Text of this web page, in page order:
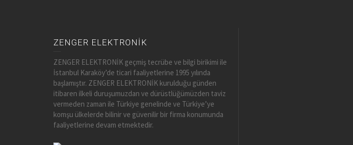
ZENGER ELEKTRONİK
ZENGER ELEKTRONİK geçmiş tecrübe ve bilgi birikimi ile
İstanbul Karaköy’de ticari faaliyetlerine 1995 yılında
başlamıştır. ZENGER ELEKTRONİK kurulduğu günden
itibaren ilkeli duruşumuzdan ve dürüstlüğümüzden taviz
vermeden zaman ile Türkiye genelinde ve Türkiye’ye
komşu ülkelerde bilinir ve güvenilir bir firma konumunda
faaliyetlerine devam etmektedir.